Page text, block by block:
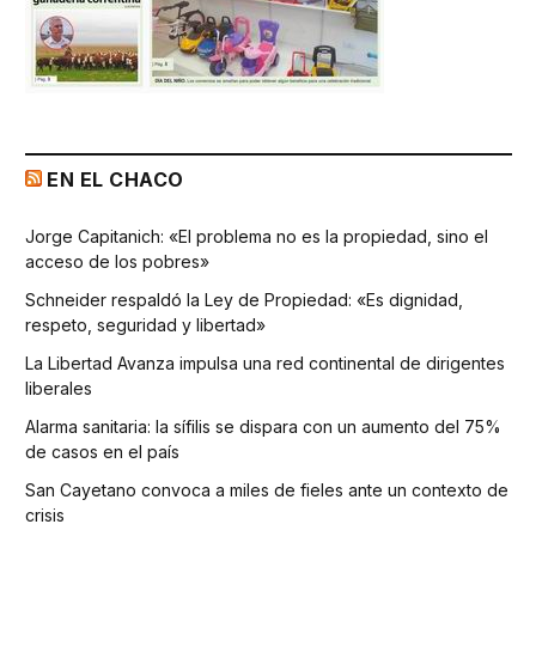
EN EL CHACO
Jorge Capitanich: «El problema no es la propiedad, sino el
acceso de los pobres»
Schneider respaldó la Ley de Propiedad: «Es dignidad,
respeto, seguridad y libertad»
La Libertad Avanza impulsa una red continental de dirigentes
liberales
Alarma sanitaria: la sífilis se dispara con un aumento del 75%
de casos en el país
San Cayetano convoca a miles de fieles ante un contexto de
crisis